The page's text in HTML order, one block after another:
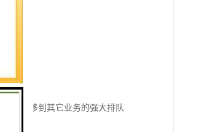
口、转移到其它业务的强大排队